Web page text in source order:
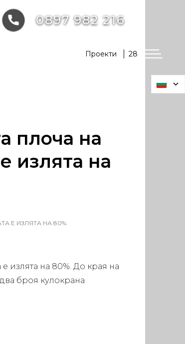
плоча на
излята на
Е ИЗЛЯТА НА 80%
излята на 80%. До края на
броя кулокрана
Проекти 28
0897 982 216